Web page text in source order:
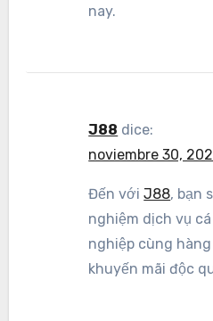
nay.
J88 dice:
noviembre 30,
Đến vớiJ88, bạn
nghiệm dịch vụ
nghiệp cùng
khuyến mãi độc